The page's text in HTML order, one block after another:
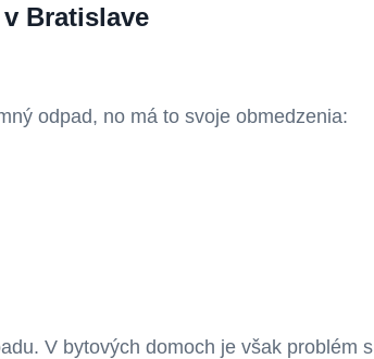
Bratislave
odpad, no má to svoje obmedzenia:
V bytových domoch je však problém s